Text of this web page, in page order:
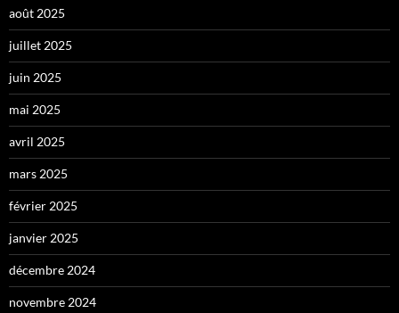
août 2025
juillet 2025
juin 2025
mai 2025
avril 2025
mars 2025
février 2025
janvier 2025
décembre 2024
novembre 2024